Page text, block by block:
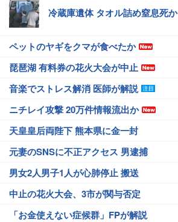
冷蔵庫遺体 タオル詰め窒息死か
ペットのヤギをクマが食べたか
琵琶湖 有料券の花火大会が中止
音楽でストレス解消 医師が解説
ニチレイ攻撃 20万件情報流出か
天皇皇后両陛下 熊本県に金一封
元妻のSNSに不正アクセス 男逮捕
男女2人男子1人が心肺停止 搬送
中止の花火大会、3市が関与否定
「お金使えない症候群」FPが解説